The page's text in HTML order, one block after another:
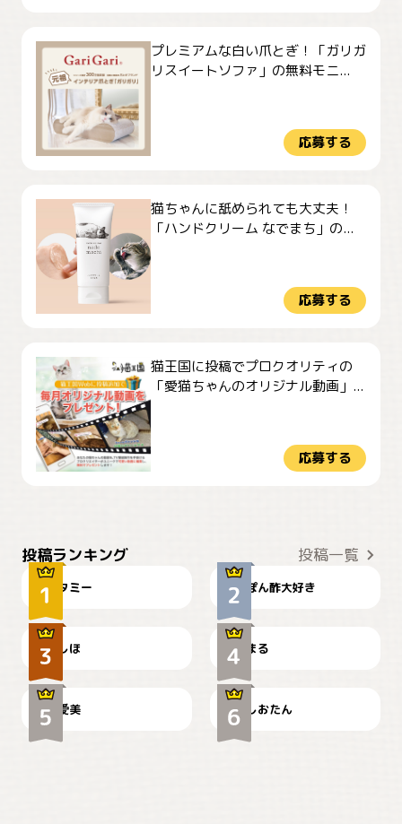
プレミアムな白い爪とぎ！「ガリガ
リスイートソファ」の無料モニ...
応募する
猫ちゃんに舐められても大丈夫！
「ハンドクリーム なでまち」の...
応募する
猫王国に投稿でプロクオリティの
「愛猫ちゃんのオリジナル動画」...
応募する
投稿ランキング 投稿一覧
タミー ぽん酢大好き
お弁当になりたいにゃ😽
しほ
🤦‍♀️
まる
かわいい毛玉つき
爱美
暑い日が続くにゃ
しおたん